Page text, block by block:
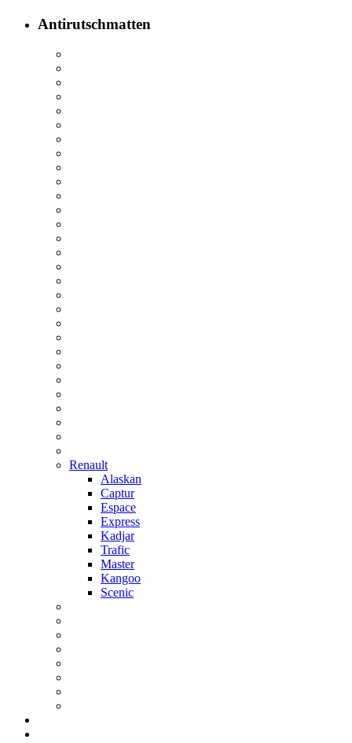
Antirutschmatten
Renault
Alaskan
Captur
Espace
Express
Kadjar
Trafic
Master
Kangoo
Scenic